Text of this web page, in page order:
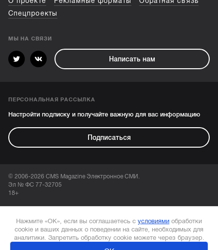
Спецпроекты
МЫ НА СВЯЗИ
Написать нам
ПЕРСОНАЛЬНАЯ РАССЫЛКА
Настройти подписку и получайте важную для вас информацию
Подписаться
© 2006-2026 CMS Magazine Электронное СМИ.
Эл № ФС 77-32705
18+
Нажмите «ОК», если вы соглашаетесь с условиями обработки
cookie и ваших данных о поведении на сайте, необходимых для
аналитики. Запретить обработку cookie можете через браузер.